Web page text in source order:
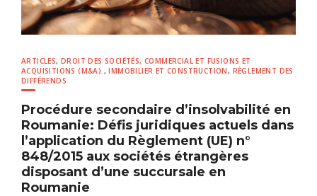
ARTICLES,DROIT DES SOCIÉTÉS, COMMERCIAL ET FUSIONS ET
ACQUISITIONS (M&A). ,IMMOBILIER ET CONSTRUCTION, RÈGLEMENT DES
DIFFÉRENDS
Procédure secondaire d’insolvabilité en
Roumanie: Défis juridiques actuels dans
l’application du Règlement (UE) n°
848/2015 aux sociétés étrangères
disposant d’une succursale en
Roumanie